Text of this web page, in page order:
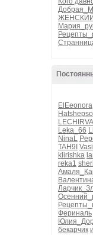
ElEeonora
LECHIRVA
Leka_66
NinaL
TAH9I
kiirishka
reka1
Фериналь
бекарчик